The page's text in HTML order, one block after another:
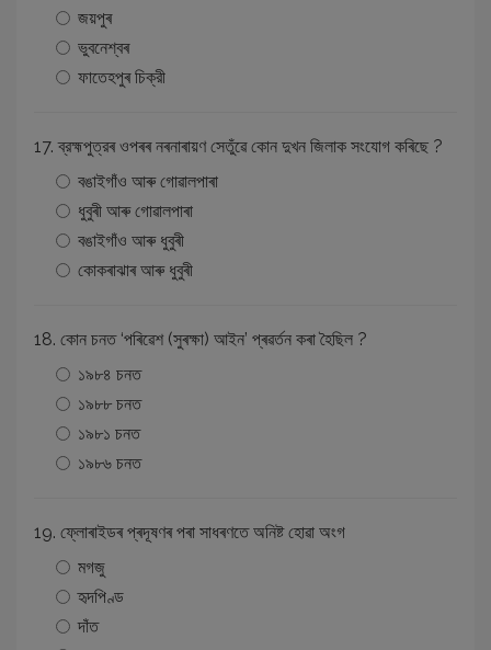
জয়পুৰ
ভুবনেশ্বৰ
ফাতেহপুৰ চিক্রী
17. ব্রহ্মপুত্রৰ ওপৰৰ নৰনাৰায়ণ সেতুঁৱে কোন দুখন জিলাক সংযোগ কৰিছে ?
বঙাইগাঁও আৰু গোৱালপাৰা
ধুবুৰী আৰু গোৱালপাৰা
বঙাইগাঁও আৰু ধুবুৰী
কোকৰাঝাৰ আৰু ধুবুৰী
18. কোন চনত ‘পৰিৱেশ (সুৰক্ষা) আইন’ প্ৰৱৰ্তন কৰা হৈছিল ?
১৯৮৪ চনত
১৯৮৮ চনত
১৯৮১ চনত
১৯৮৬ চনত
19. ফ্লোৰাইডৰ প্ৰদূষণৰ পৰা সাধৰণতে অনিষ্ট হােৱা অংগ
মগজু
হৃদপিণ্ড
দাঁত